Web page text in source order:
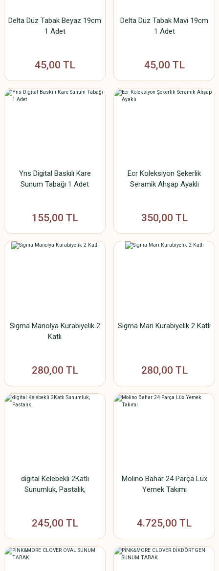
Delta Düz Tabak Beyaz 19cm
1 Adet
45,00 TL
Delta Düz Tabak Mavi 19cm
1 Adet
45,00 TL
Yns Digital Baskılı Kare
Sunum Tabağı 1 Adet
155,00 TL
Ecr Koleksiyon Şekerlik
Seramik Ahşap Ayaklı
350,00 TL
Sigma Manolya Kurabiyelik 2
Katlı
280,00 TL
Sigma Mari Kurabiyelik 2 Katlı
280,00 TL
digital Kelebekli 2Katlı
Sunumluk, Pastalık,
245,00 TL
Molino Bahar 24 Parça Lüx
Yemek Takımı
4.725,00 TL